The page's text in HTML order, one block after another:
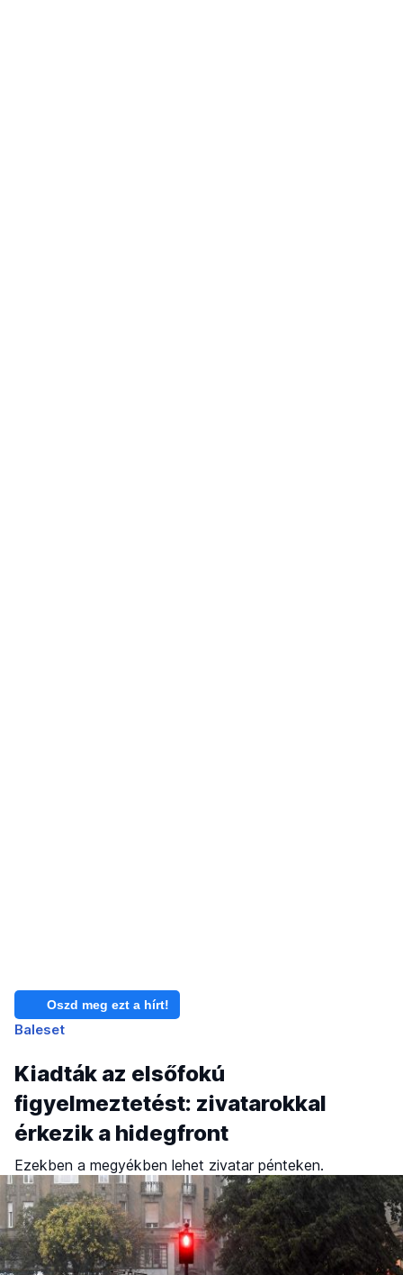
Oszd meg ezt a hírt!
Baleset
Kiadták az elsőfokú
figyelmeztetést: zivatarokkal
érkezik a hidegfront
Ezekben a megyékben lehet zivatar pénteken.